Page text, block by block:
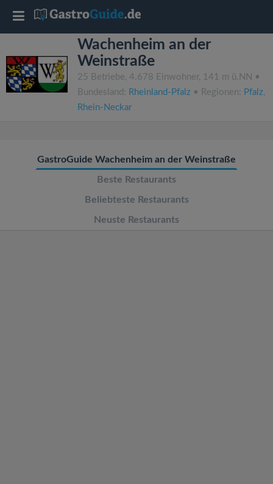
Wachenheim an der
Weinstraße
25 Betriebe, 4.678 Einwohner, 141 m ü.NN •
Bundesland: Rheinland-Pfalz • Regionen: Pfalz,
Rhein-Neckar
GastroGuide Wachenheim an der Weinstraße
Beste Restaurants
Beliebteste Restaurants
Neuste Restaurants
T
g